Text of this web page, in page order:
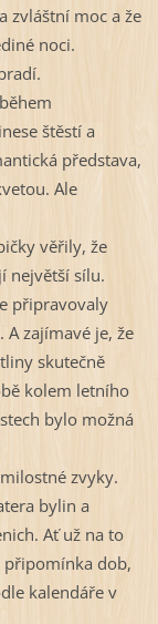
zvláštní moc a že
noci.
štěstí a
představa,
Ale
věřily, že
největší sílu.
připravovaly
A zajímavé je, že
skutečně
kolem letního
bylo možná
zvyky.
bylin a
Ať už na to
připomínka dob,
kalendáře v